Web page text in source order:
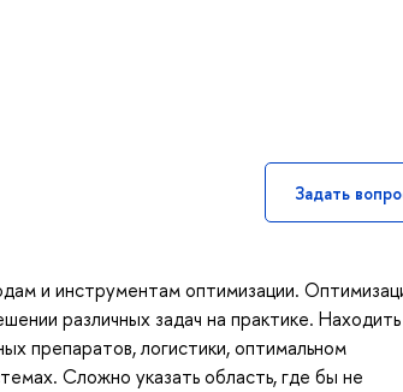
Задать
и инструментам оптимизации.
различных задач на практике. Находить
препаратов, логистики, оптимальном
Сложно указать область, где бы не